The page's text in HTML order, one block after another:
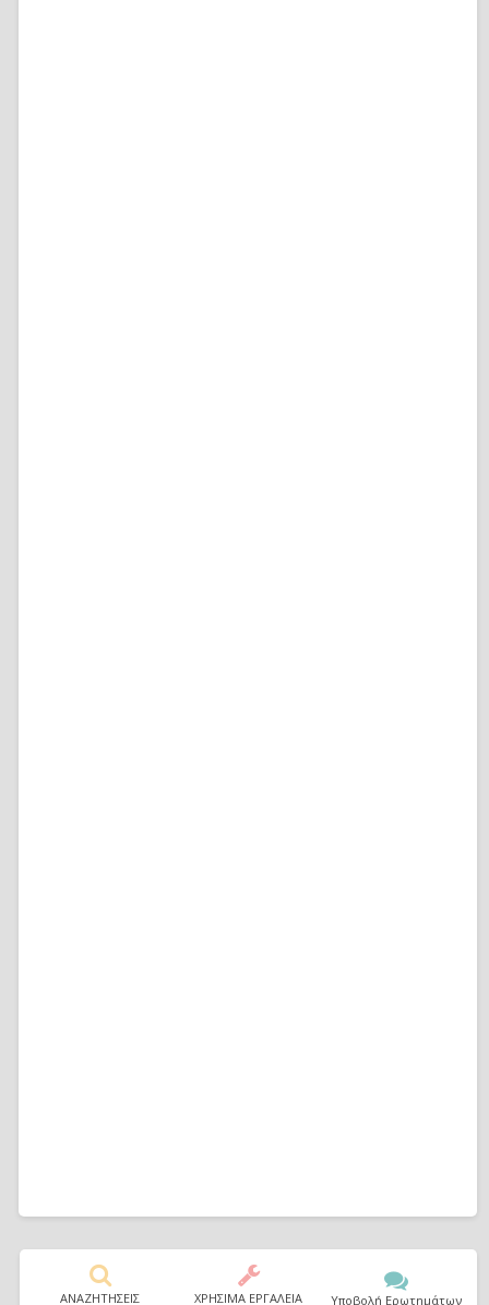
ΑΝΑΖΗΤΗΣΕΙΣ ΧΡΗΣΙΜΑ ΕΡΓΑΛΕΙΑ Υποβολή Ερωτημάτων